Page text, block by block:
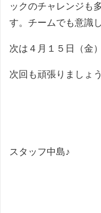
ックのチャレンジも
す。チームでも意識
次は４月１５日（金
次回も頑張りましょ
スタッフ中島♪